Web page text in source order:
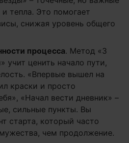
тепла. Это помогает
снижая уровень общего
процесса. Метод «3
учит ценить начало пути,
«Впервые вышел на
краски и просто
«Начал вести дневник» –
сильные пункты. Вы
старта, который часто
чем продолжение.